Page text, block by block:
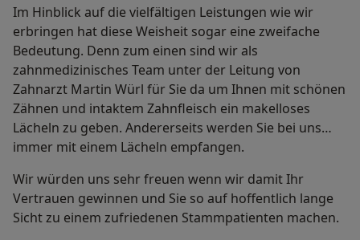
Im Hinblick auf die vielfältigen Leistungen wie wir
erbringen hat diese Weisheit sogar eine zweifache
Bedeutung. Denn zum einen sind wir als
zahnmedizinisches Team unter der Leitung von
Zahnarzt Martin Würl für Sie da um Ihnen mit schönen
Zähnen und intaktem Zahnfleisch ein makelloses
Lächeln zu geben. Andererseits werden Sie bei uns
immer mit einem Lächeln empfangen.
Wir würden uns sehr freuen wenn wir damit Ihr
Vertrauen gewinnen und Sie so auf hoffentlich lange
Sicht zu einem zufriedenen Stammpatienten machen.